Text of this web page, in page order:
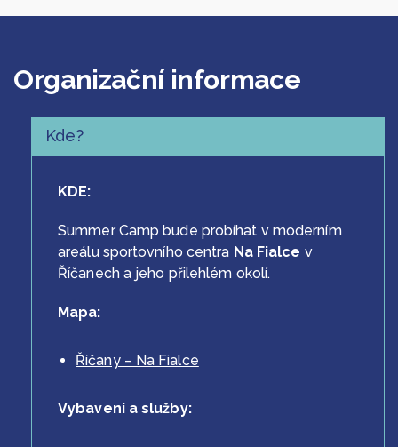
Organizační informace
Kde?
Kde?
KDE:
Summer Camp bude probíhat v moderním
areálu sportovního centra Na Fialce v
Říčanech a jeho přilehlém okolí.
Mapa:
Říčany – Na Fialce
Vybavení a služby: